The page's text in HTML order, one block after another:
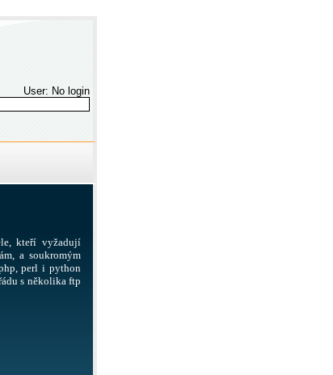
User: No login
kteří vyžadují
a soukromým
perl i python
s několika ftp